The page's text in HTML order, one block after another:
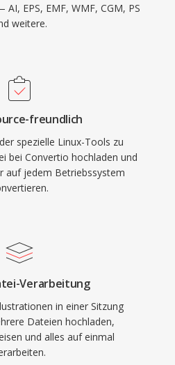
EPS, EMF, WMF, CGM, PS
weitere.
freundlich
spezielle Linux-Tools zu
bei Convertio hochladen und
auf jedem Betriebssystem
Verarbeitung
in einer Sitzung
Dateien hochladen,
und alles auf einmal